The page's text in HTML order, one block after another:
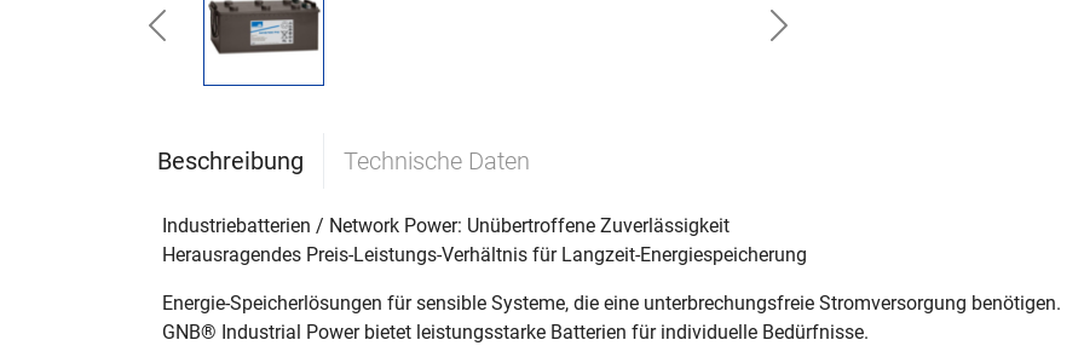
Previous Next
Beschreibung Technische Daten
Industriebatterien / Network Power: Unübertroffene Zuverlässigkeit
Herausragendes Preis-Leistungs-Verhältnis für Langzeit-Energiespeicherung
Energie-Speicherlösungen für sensible Systeme, die eine unterbrechungsfreie Stromversorgung benötigen.
GNB® Industrial Power bietet leistungsstarke Batterien für individuelle Bedürfnisse.